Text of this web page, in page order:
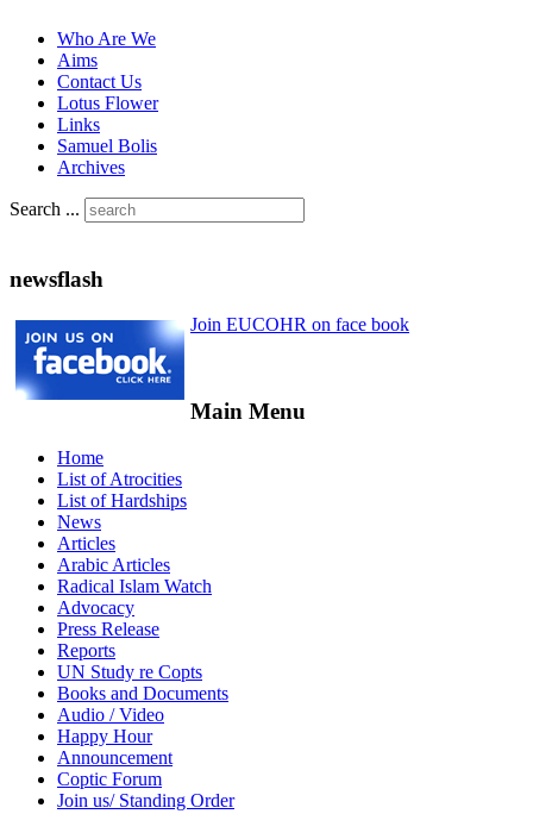
Who Are We
Aims
Contact Us
Lotus Flower
Links
Samuel Bolis
Archives
Search ...
newsflash
Join EUCOHR on face book
Main Menu
Home
List of Atrocities
List of Hardships
News
Articles
Arabic Articles
Radical Islam Watch
Advocacy
Press Release
Reports
UN Study re Copts
Books and Documents
Audio / Video
Happy Hour
Announcement
Coptic Forum
Join us/ Standing Order